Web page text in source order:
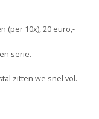
(per 10x), 20 euro,-
serie.
zitten we snel vol.